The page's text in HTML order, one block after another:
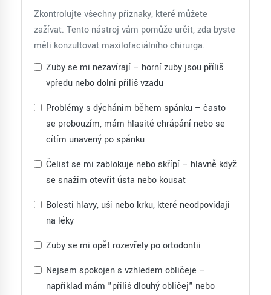
Zkontrolujte všechny příznaky, které můžete
zažívat. Tento nástroj vám pomůže určit, zda byste
měli konzultovat maxilofaciálního chirurga.
Zuby se mi nezavírají – horní zuby jsou příliš
vpředu nebo dolní příliš vzadu
Problémy s dýcháním během spánku – často
se probouzím, mám hlasité chrápání nebo se
cítím unavený po spánku
Čelist se mi zablokuje nebo skřípí – hlavně když
se snažím otevřít ústa nebo kousat
Bolesti hlavy, uší nebo krku, které neodpovídají
na léky
Zuby se mi opět rozevřely po ortodontii
Nejsem spokojen s vzhledem obličeje –
například mám "příliš dlouhý obličej" nebo